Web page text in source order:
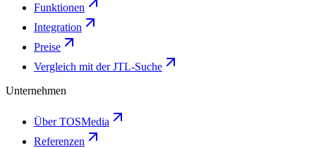
Funktionen
Integration
Preise
Vergleich mit der JTL-Suche
Unternehmen
Über TOSMedia
Referenzen